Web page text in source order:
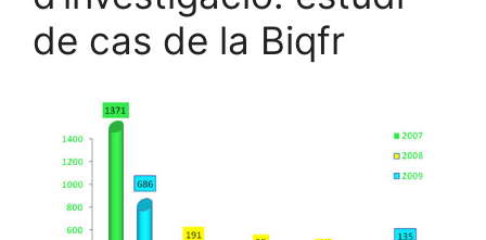
de cas de la Biqfr